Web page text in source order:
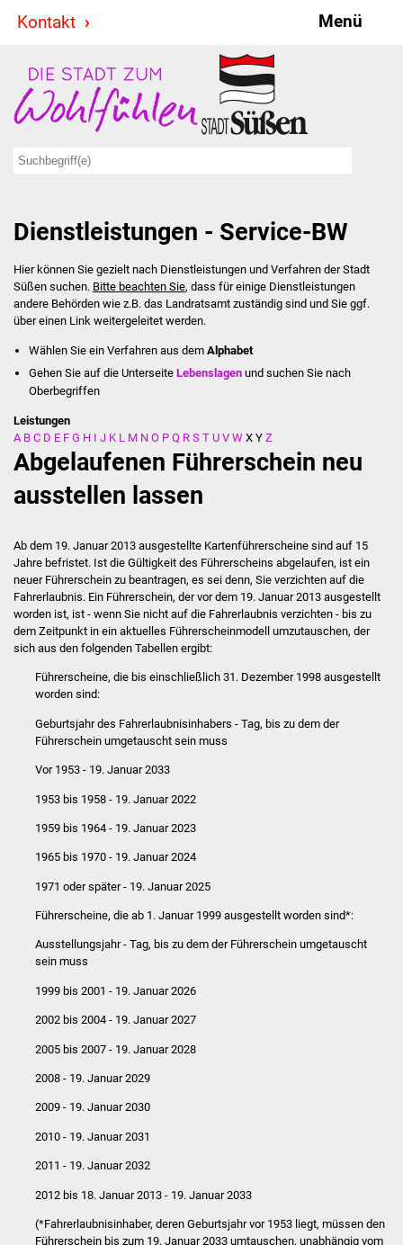
Kontakt Menü
Stadt & Politik
Bürgermeister
Ausschüsse
Ratsinformationssystem
Jugendbeirat
Summerrockfestival
Stadtverwaltung
Stellenangebote
Kontakt
Veröffentlichungen
FNP / Bebauungspläne
Projekte
Bürger & Service
Dienstleistungen - Service-BW
Hier können Sie gezielt nach Dienstleistungen und Verfahren der Stadt
Süßen suchen. Bitte beachten Sie, dass für einige Dienstleistungen
andere Behörden wie z.B. das Landratsamt zuständig sind und Sie ggf.
über einen Link weitergeleitet werden.
Wählen Sie ein Verfahren aus dem Alphabet
Gehen Sie auf die UnterseiteLebenslagen und suchen Sie nach
Oberbegriffen
Leistungen
A B C D E F G H I J K L M N O P Q R S T U V W X Y Z
Abgelaufenen Führerschein neu
ausstellen lassen
Ab dem 19. Januar 2013 ausgestellte Kartenführerscheine sind auf 15
Jahre befristet. Ist die Gültigkeit des Führerscheins abgelaufen, ist ein
neuer Führerschein zu beantragen, es sei denn, Sie verzichten auf die
Fahrerlaubnis. Ein Führerschein, der vor dem 19. Januar 2013 ausgestellt
worden ist, ist - wenn Sie nicht auf die Fahrerlaubnis verzichten - bis zu
dem Zeitpunkt in ein aktuelles Führerscheinmodell umzutauschen, der
sich aus den folgenden Tabellen ergibt:
Führerscheine, die bis einschließlich 31. Dezember 1998 ausgestellt
worden sind:
Geburtsjahr des Fahrerlaubnisinhabers - Tag, bis zu dem der
Führerschein umgetauscht sein muss
Vor 1953 - 19. Januar 2033
1953 bis 1958 - 19. Januar 2022
1959 bis 1964 - 19. Januar 2023
1965 bis 1970 - 19. Januar 2024
1971 oder später - 19. Januar 2025
Führerscheine, die ab 1. Januar 1999 ausgestellt worden sind*:
Ausstellungsjahr - Tag, bis zu dem der Führerschein umgetauscht
sein muss
1999 bis 2001 - 19. Januar 2026
2002 bis 2004 - 19. Januar 2027
2005 bis 2007 - 19. Januar 2028
2008 - 19. Januar 2029
2009 - 19. Januar 2030
2010 - 19. Januar 2031
2011 - 19. Januar 2032
2012 bis 18. Januar 2013 - 19. Januar 2033
(*Fahrerlaubnisinhaber, deren Geburtsjahr vor 1953 liegt, müssen den
Führerschein bis zum 19. Januar 2033 umtauschen, unabhängig vom